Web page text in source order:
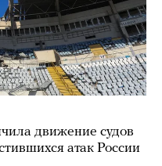
движение судов
атак России